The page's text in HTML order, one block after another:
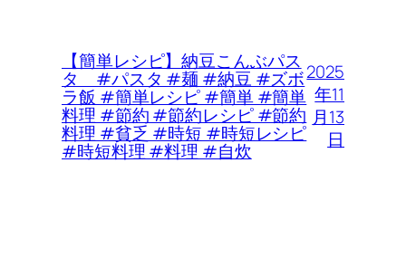
【簡単レシピ】納豆こんぶパス
タ #パスタ #麺 #納豆 #ズボ
ラ飯 #簡単レシピ #簡単 #簡単
料理 #節約 #節約レシピ #節約
料理 #貧乏 #時短 #時短レシピ
#時短料理 #料理 #自炊
2025
年11
月13
日